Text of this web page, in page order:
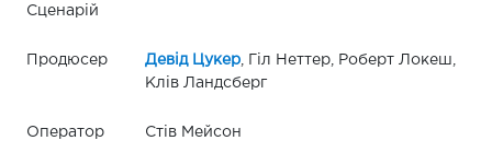
Сценарій
Продюсер Девід Цукер, Гіл Неттер, Роберт Локеш,
Клів Ландсберг
Оператор Стів Мейсон